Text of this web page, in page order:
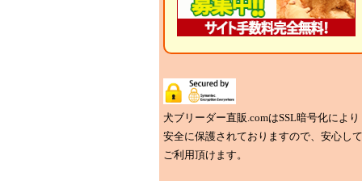
犬ブリーダー直販.comはSSL暗号化により
安全に保護されておりますので、安心して
ご利用頂けます。